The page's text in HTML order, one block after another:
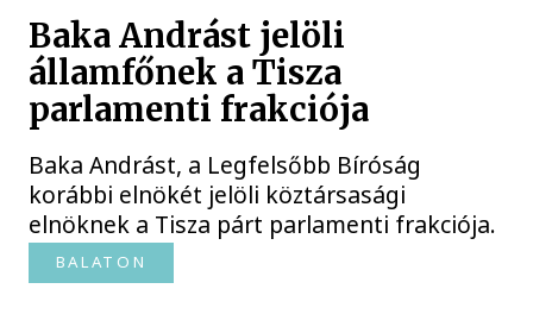
Baka Andrást jelöli
államfőnek a Tisza
parlamenti frakciója
Baka Andrást, a Legfelsőbb Bíróság
korábbi elnökét jelöli köztársasági
elnöknek a Tisza párt parlamenti frakciója.
BALATON